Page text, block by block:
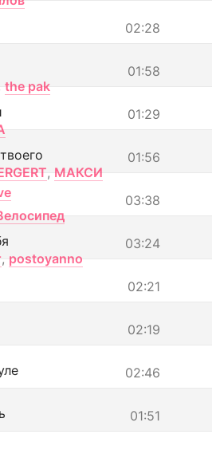
02:28
01:58
the pak
01:29
01:56
, МАКСИ
03:38
03:24
, postoyanno
02:21
02:19
02:46
01:51